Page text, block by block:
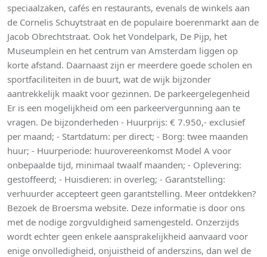
speciaalzaken, cafés en restaurants, evenals de winkels aan
de Cornelis Schuytstraat en de populaire boerenmarkt aan de
Jacob Obrechtstraat. Ook het Vondelpark, De Pijp, het
Museumplein en het centrum van Amsterdam liggen op
korte afstand. Daarnaast zijn er meerdere goede scholen en
sportfaciliteiten in de buurt, wat de wijk bijzonder
aantrekkelijk maakt voor gezinnen. De parkeergelegenheid
Er is een mogelijkheid om een parkeervergunning aan te
vragen. De bijzonderheden - Huurprijs: € 7.950,- exclusief
per maand; - Startdatum: per direct; - Borg: twee maanden
huur; - Huurperiode: huurovereenkomst Model A voor
onbepaalde tijd, minimaal twaalf maanden; - Oplevering:
gestoffeerd; - Huisdieren: in overleg; - Garantstelling:
verhuurder accepteert geen garantstelling. Meer ontdekken?
Bezoek de Broersma website. Deze informatie is door ons
met de nodige zorgvuldigheid samengesteld. Onzerzijds
wordt echter geen enkele aansprakelijkheid aanvaard voor
enige onvolledigheid, onjuistheid of anderszins, dan wel de